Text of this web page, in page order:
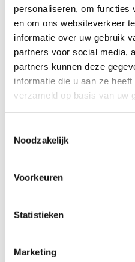
personaliseren, om functies
en om ons websiteverkeer
informatie over uw gebruik
partners voor social media,
partners kunnen deze
informatie die u aan ze
verzameld op basis van uw
Noodzakelijk
Voorkeuren
Statistieken
Marketing
Vorige Bericht